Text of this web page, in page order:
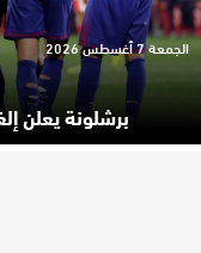
برشلونة يعلن
الجمعة 7 أغسطس 2026